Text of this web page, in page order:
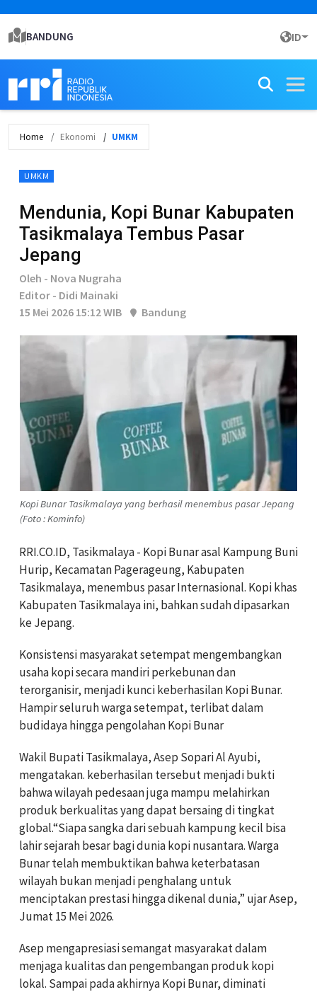
BANDUNG ID
Home Ekonomi UMKM
UMKM
Mendunia, Kopi Bunar Kabupaten
Tasikmalaya Tembus Pasar
Jepang
Oleh - Nova Nugraha
Editor - Didi Mainaki
15 Mei 2026 15:12 WIB
Bandung
Kopi Bunar Tasikmalaya yang berhasil menembus pasar Jepang
(Foto : Kominfo)
RRI.CO.ID, Tasikmalaya - Kopi Bunar asal Kampung Buni
Hurip, Kecamatan Pagerageung, Kabupaten
Tasikmalaya, menembus pasar Internasional. Kopi khas
Kabupaten Tasikmalaya ini, bahkan sudah dipasarkan
ke Jepang.
Konsistensi masyarakat setempat mengembangkan
usaha kopi secara mandiri perkebunan dan
terorganisir, menjadi kunci keberhasilan Kopi Bunar.
Hampir seluruh warga setempat, terlibat dalam
budidaya hingga pengolahan Kopi Bunar
Wakil Bupati Tasikmalaya, Asep Sopari Al Ayubi,
mengatakan. keberhasilan tersebut menjadi bukti
bahwa wilayah pedesaan juga mampu melahirkan
produk berkualitas yang dapat bersaing di tingkat
global.“Siapa sangka dari sebuah kampung kecil bisa
lahir sejarah besar bagi dunia kopi nusantara. Warga
Bunar telah membuktikan bahwa keterbatasan
wilayah bukan menjadi penghalang untuk
menciptakan prestasi hingga dikenal dunia,” ujar Asep,
Jumat 15 Mei 2026.
Asep mengapresiasi semangat masyarakat dalam
menjaga kualitas dan pengembangan produk kopi
lokal. Sampai pada akhirnya Kopi Bunar, diminati